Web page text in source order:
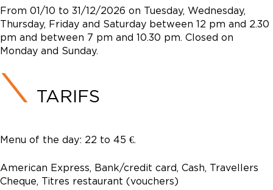
From 01/10 to 31/12/2026 on Tuesday, Wednesday,
Thursday, Friday and Saturday between 12 pm and 2.30
pm and between 7 pm and 10.30 pm. Closed on
Monday and Sunday.
TARIFS
Menu of the day: 22 to 45 €.
American Express, Bank/credit card, Cash, Travellers
Cheque, Titres restaurant (vouchers)